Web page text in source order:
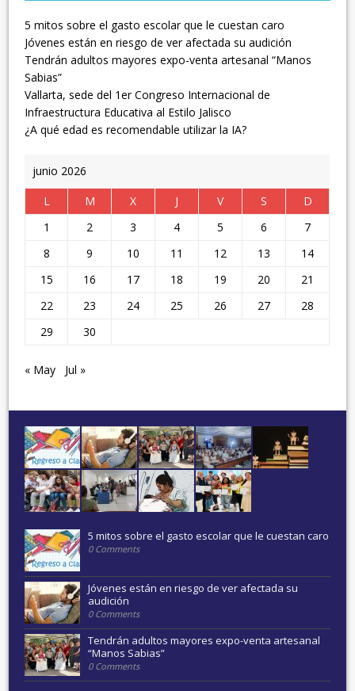
5 mitos sobre el gasto escolar que le cuestan caro
Jóvenes están en riesgo de ver afectada su audición
Tendrán adultos mayores expo-venta artesanal “Manos
Sabias”
Vallarta, sede del 1er Congreso Internacional de
Infraestructura Educativa al Estilo Jalisco
¿A qué edad es recomendable utilizar la IA?
junio 2026
L
M X J V S
D
1
2 3 4 5 6
7
8
9 10 11 12 13
14
15
16 17 18 19 20
21
22
23 24 25 26 27
28
29
30
« May Jul »
5 mitos sobre el gasto escolar que le cuestan caro
0 Comments
Jóvenes están en riesgo de ver afectada su
audición
0 Comments
Tendrán adultos mayores expo-venta artesanal
“Manos Sabias”
0 Comments